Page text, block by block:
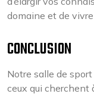
domaine et de
CONCLUSION
Notre salle de
ceux qui cherchent